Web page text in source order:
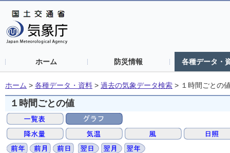
ホーム 防災情報 各種データ・
ホーム > 各種データ・資料 > 過去の気象データ検索 > １時間ごとの
１時間ごとの値